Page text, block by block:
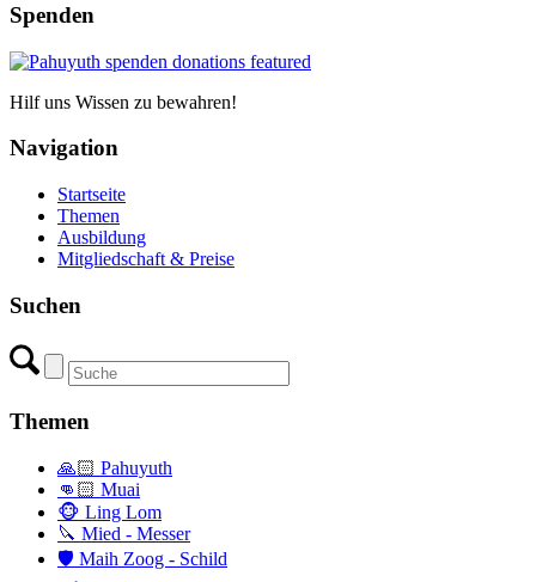
Spenden
Hilf uns Wissen zu bewahren!
Navigation
Startseite
Themen
Ausbildung
Mitgliedschaft & Preise
Suchen
Themen
🙏🏻 Pahuyuth
👊🏻 Muai
🐵 Ling Lom
🔪 Mied - Messer
🛡️ Maih Zoog - Schild